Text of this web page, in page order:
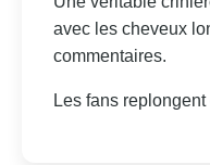
avec les cheveux
commentaires.
Les fans